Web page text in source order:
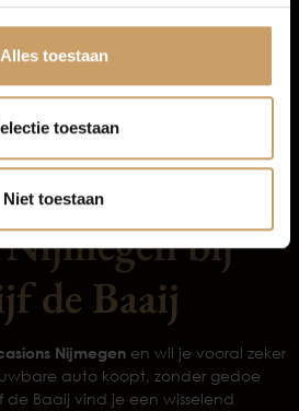
Alles toestaan
toestaan
Niet toestaan
1
Nijmegen bij
de Baaij
Nijmegen en wil je vooral zeker
auto koopt, zonder gedoe
Baaij vind je een wisselend